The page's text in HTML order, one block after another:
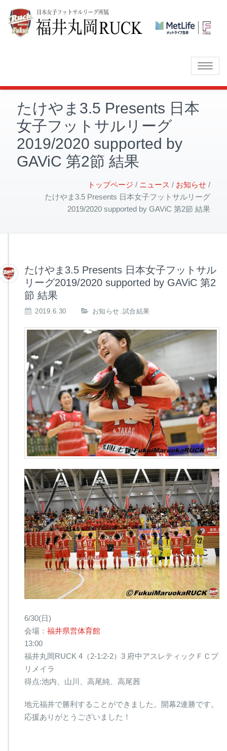
Toggle
たけやま3.5 Presents 日本
女子フットサルリーグ
2019/2020 supported by
GAViC 第2節 結果
トップページ ニュース
お知らせ
たけやま3.5 Presents 日本女子フットサルリーグ
2019/2020 supported by GAViC 第2節 結果
たけやま3.5 Presents 日本女子フットサル
リーグ2019/2020 supported by GAViC 第2
節 結果
2019.6.30 お知らせ 試合結果
6/30(日)
会場： 福井県営体育館
13:00
福井丸岡RUCK 4（2-1:2-2）3 府中アスレティックＦＣプ
リメイラ
得点:池内、山川、高尾純、高尾茜
地元福井で勝利することができました。開幕2連勝です。
応援ありがとうございました！